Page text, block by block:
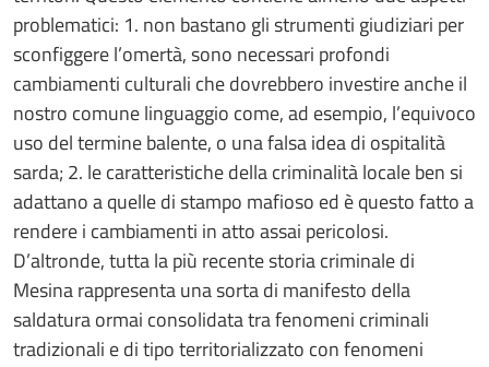
problematici: 1. non bastano gli strumenti giudiziari per
sconfiggere l’omertà, sono necessari profondi
cambiamenti culturali che dovrebbero investire anche il
nostro comune linguaggio come, ad esempio, l’equivoco
uso del termine balente, o una falsa idea di ospitalità
sarda; 2. le caratteristiche della criminalità locale ben si
adattano a quelle di stampo mafioso ed è questo fatto a
rendere i cambiamenti in atto assai pericolosi.
D’altronde, tutta la più recente storia criminale di
Mesina rappresenta una sorta di manifesto della
saldatura ormai consolidata tra fenomeni criminali
tradizionali e di tipo territorializzato con fenomeni